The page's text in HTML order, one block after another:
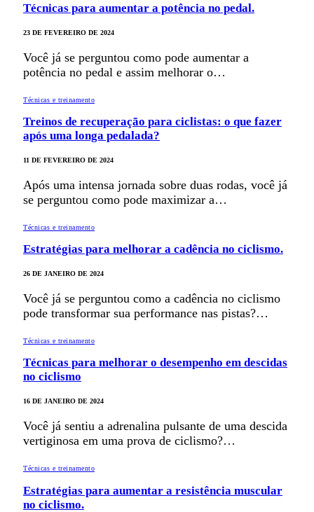
Técnicas para aumentar a potência no pedal.
23 DE FEVEREIRO DE 2024
Você já se perguntou como pode aumentar a
potência no pedal e assim melhorar o…
Técnicas e treinamento
Treinos de recuperação para ciclistas: o que fazer
após uma longa pedalada?
11 DE FEVEREIRO DE 2024
Após uma intensa jornada sobre duas rodas, você já
se perguntou como pode maximizar a…
Técnicas e treinamento
Estratégias para melhorar a cadência no ciclismo.
26 DE JANEIRO DE 2024
Você já se perguntou como a cadência no ciclismo
pode transformar sua performance nas pistas?…
Técnicas e treinamento
Técnicas para melhorar o desempenho em descidas
no ciclismo
16 DE JANEIRO DE 2024
Você já sentiu a adrenalina pulsante de uma descida
vertiginosa em uma prova de ciclismo?…
Técnicas e treinamento
Estratégias para aumentar a resistência muscular
no ciclismo.